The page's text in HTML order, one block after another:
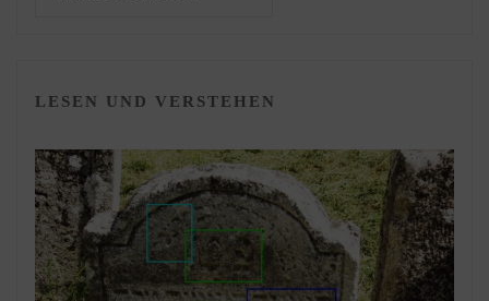
LESEN UND VERSTEHEN